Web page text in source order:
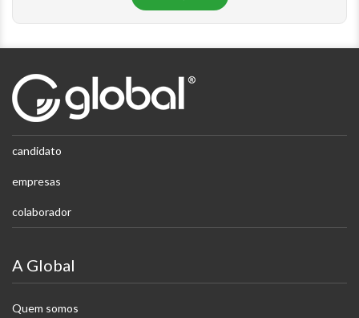
candidato
empresas
colaborador
A Global
Quem somos